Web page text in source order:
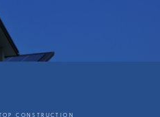
TOP CONSTRUCTION